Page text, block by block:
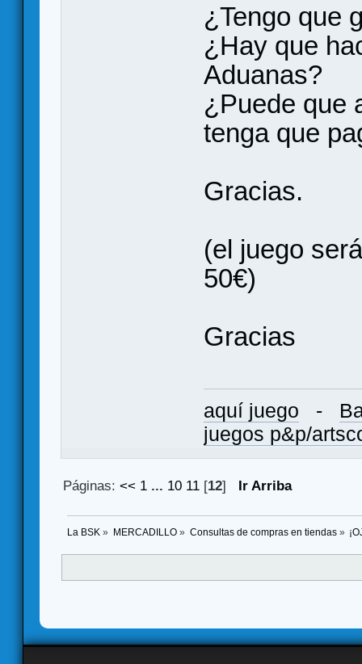
¿Tengo que
¿Hay que
Aduanas?
¿Puede que
tenga que
Gracias.
(el juego
50€)
Gracias
aquí juego -
juegos p&p/
Páginas:<< 1 ... 10 11 [12] Ir Arriba
La BSK » MERCADILLO» Consultas de compras en tiendas»